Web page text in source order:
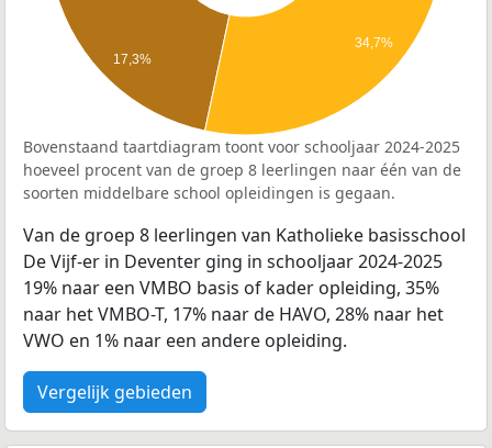
17,3%
34,7%
Bovenstaand taartdiagram toont voor schooljaar 2024-2025
hoeveel procent van de groep 8 leerlingen naar één van de
soorten middelbare school opleidingen is gegaan.
Van de groep 8 leerlingen van Katholieke basisschool
De Vijf-er in Deventer ging in schooljaar 2024-2025
19% naar een VMBO basis of kader opleiding, 35%
naar het VMBO-T, 17% naar de HAVO, 28% naar het
VWO en 1% naar een andere opleiding.
Vergelijk gebieden